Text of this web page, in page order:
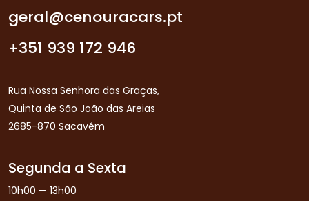
geral@cenouracars.pt
+351 939 172 946
Rua Nossa Senhora das Graças,
Quinta de São João das Areias
2685-870 Sacavém
Segunda a Sexta
10h00 — 13h00